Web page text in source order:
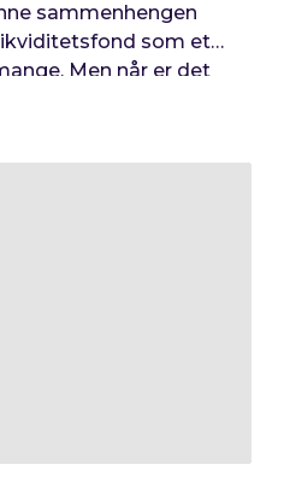
sammenhengen
som et
Men når er det
for en bedrift å
La oss utforske